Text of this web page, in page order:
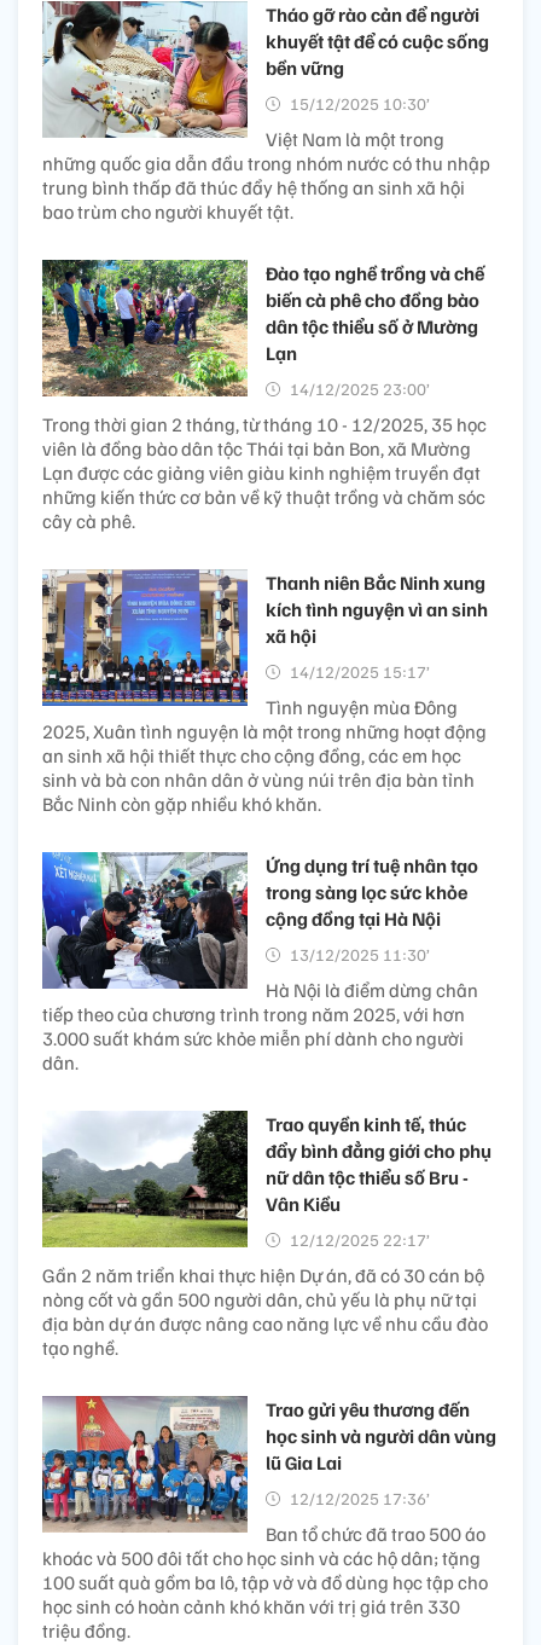
Tháo gỡ rào cản để người
khuyết tật để có cuộc sống
bền vững
15/12/2025 10:30’
Việt Nam là một trong
những quốc gia dẫn đầu trong nhóm nước có thu nhập
trung bình thấp đã thúc đẩy hệ thống an sinh xã hội
bao trùm cho người khuyết tật.
Đào tạo nghề trồng và chế
biến cà phê cho đồng bào
dân tộc thiểu số ở Mường
Lạn
14/12/2025 23:00’
Trong thời gian 2 tháng, từ tháng 10 - 12/2025, 35 học
viên là đồng bào dân tộc Thái tại bản Bon, xã Mường
Lạn được các giảng viên giàu kinh nghiệm truyền đạt
những kiến thức cơ bản về kỹ thuật trồng và chăm sóc
cây cà phê.
Thanh niên Bắc Ninh xung
kích tình nguyện vì an sinh
xã hội
14/12/2025 15:17’
Tình nguyện mùa Đông
2025, Xuân tình nguyện là một trong những hoạt động
an sinh xã hội thiết thực cho cộng đồng, các em học
sinh và bà con nhân dân ở vùng núi trên địa bàn tỉnh
Bắc Ninh còn gặp nhiều khó khăn.
Ứng dụng trí tuệ nhân tạo
trong sàng lọc sức khỏe
cộng đồng tại Hà Nội
13/12/2025 11:30’
Hà Nội là điểm dừng chân
tiếp theo của chương trình trong năm 2025, với hơn
3.000 suất khám sức khỏe miễn phí dành cho người
dân.
Trao quyền kinh tế, thúc
đẩy bình đẳng giới cho phụ
nữ dân tộc thiểu số Bru -
Vân Kiều
12/12/2025 22:17’
Gần 2 năm triển khai thực hiện Dự án, đã có 30 cán bộ
nòng cốt và gần 500 người dân, chủ yếu là phụ nữ tại
địa bàn dự án được nâng cao năng lực về nhu cầu đào
tạo nghề.
Trao gửi yêu thương đến
học sinh và người dân vùng
lũ Gia Lai
12/12/2025 17:36’
Ban tổ chức đã trao 500 áo
khoác và 500 đôi tất cho học sinh và các hộ dân; tặng
100 suất quà gồm ba lô, tập vở và đồ dùng học tập cho
học sinh có hoàn cảnh khó khăn với trị giá trên 330
triệu đồng.